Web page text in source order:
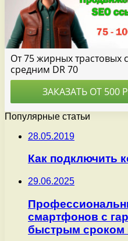
Популярные статьи
28.05.2019
Как подключить
29.06.2025
смартфонов с
быстрым сроком